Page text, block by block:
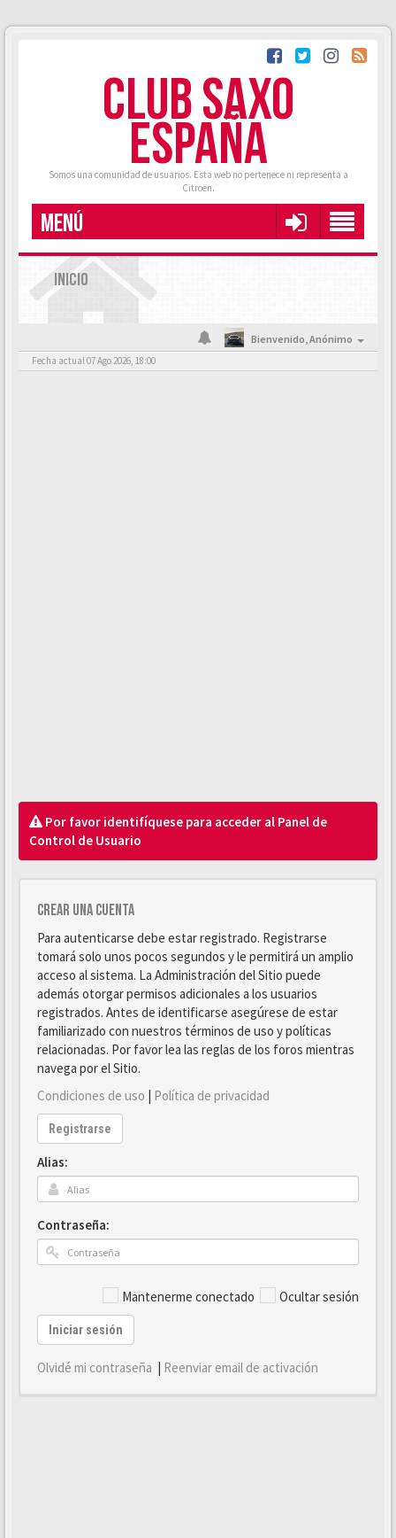
CLUB SAXO
ESPAÑA
Somos una comunidad de usuarios. Esta web no pertenece ni representa a
Citroën.
MENÚ
INICIO
Bienvenido,Anónimo
Fecha actual 07 Ago 2026, 18:00
Por favor identifíquese para acceder al Panel de
Control de Usuario
Crear una cuenta
Para autenticarse debe estar registrado. Registrarse
tomará solo unos pocos segundos y le permitirá un amplio
acceso al sistema. La Administración del Sitio puede
además otorgar permisos adicionales a los usuarios
registrados. Antes de identificarse asegúrese de estar
familiarizado con nuestros términos de uso y políticas
relacionadas. Por favor lea las reglas de los foros mientras
navega por el Sitio.
Condiciones de uso | Política de privacidad
Registrarse
Alias:
Contraseña:
Mantenerme conectado Ocultar sesión
Iniciar sesión
Olvidé mi contraseña | Reenviar email de activación